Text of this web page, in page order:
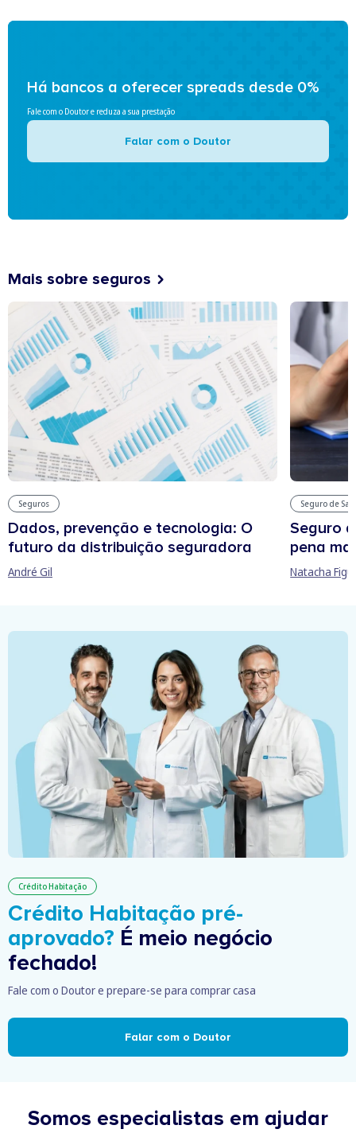
Há bancos a oferecer spreads desde 0%
Fale com o Doutor e reduza a sua prestação
Falar com o Doutor
Mais sobre seguros
Seguros
Dados, prevenção e tecnologia: O
futuro da distribuição seguradora
André Gil
Seguro de
Seguro
pena
Natacha
Crédito Habitação
Crédito Habitação pré-
aprovado? É meio negócio
fechado!
Fale com o Doutor e prepare-se para comprar casa
Falar com o Doutor
Somos especialistas em ajudar